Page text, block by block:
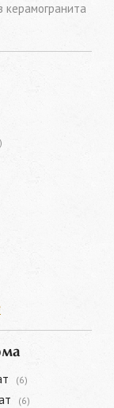
керамогранита
(6)
(6)